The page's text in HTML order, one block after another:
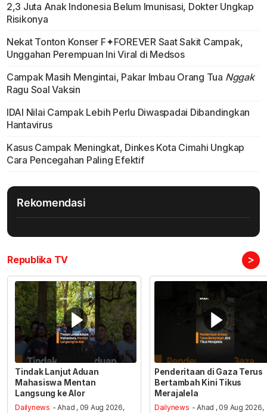
2,3 Juta Anak Indonesia Belum Imunisasi, Dokter Ungkap
Risikonya
Nekat Tonton Konser F✦FOREVER Saat Sakit Campak,
Unggahan Perempuan Ini Viral di Medsos
Campak Masih Mengintai, Pakar Imbau Orang Tua Nggak
Ragu Soal Vaksin
IDAI Nilai Campak Lebih Perlu Diwaspadai Dibandingkan
Hantavirus
Kasus Campak Meningkat, Dinkes Kota Cimahi Ungkap
Cara Pencegahan Paling Efektif
Rekomendasi
Republika TV >
Tindak Lanjut Aduan
Mahasiswa Mentan
Langsung ke Alor
Dailynews - Ahad , 09 Aug 2026,
Penderitaan di Gaza Terus
Bertambah Kini Tikus
Merajalela
Dailynews - Ahad , 09 Aug 2026,